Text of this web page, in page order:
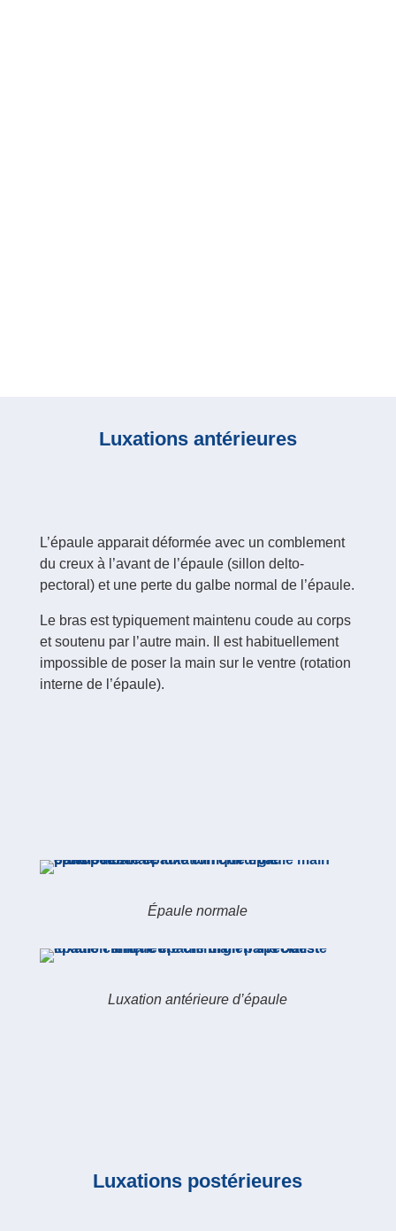
Luxations antérieures
L’épaule apparait déformée avec un comblement
du creux à l’avant de l’épaule (sillon delto-
pectoral) et une perte du galbe normal de l’épaule.
Le bras est typiquement maintenu coude au corps
et soutenu par l’autre main. Il est habituellement
impossible de poser la main sur le ventre (rotation
interne de l’épaule).
Épaule normale
Luxation antérieure d’épaule
Luxations postérieures